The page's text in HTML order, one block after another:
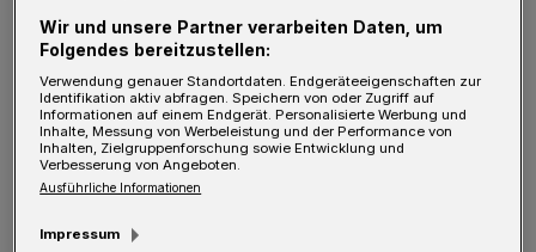
Bismarkstraße 39, 42853 Remscheid. Gäste
sind herzlich willkommen. Um Anmeldung
wird gebeten unter
www.transformationsstadt.demitforschen.
Im Rahmen des Projekts werden verschiedene
Aspekte des Guten Lebens in den Städten
Wir und unsere Partner verarbeiten Daten, um
Folgendes bereitzustellen:
Verwendung genauer Standortdaten. Endgeräteeigenschaften zur
Identifikation aktiv abfragen. Speichern von oder Zugriff auf
Informationen auf einem Endgerät. Personalisierte Werbung und
Inhalte, Messung von Werbeleistung und der Performance von
Inhalten, Zielgruppenforschung sowie Entwicklung und
Verbesserung von Angeboten.
Ausführliche Informationen
Impressum